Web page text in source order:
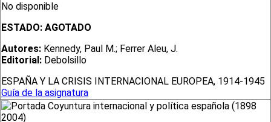
No disponible
ESTADO: AGOTADO
Autores: Kennedy, Paul M.; Ferrer Aleu, J.
Editorial: Debolsillo
ESPAÑA Y LA CRISIS INTERNACIONAL EUROPEA, 1914-1945
Guía de la asignatura